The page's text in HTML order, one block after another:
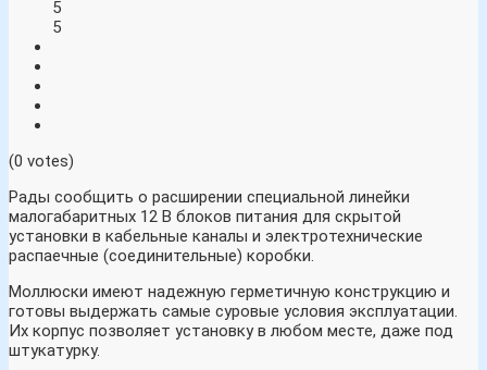
5
5
(0 votes)
Рады сообщить о расширении специальной линейки
малогабаритных 12 В блоков питания для скрытой
установки в кабельные каналы и электротехнические
распаечные (соединительные) коробки.
Моллюски имеют надежную герметичную конструкцию и
готовы выдержать самые суровые условия эксплуатации.
Их корпус позволяет установку в любом месте, даже под
штукатурку.